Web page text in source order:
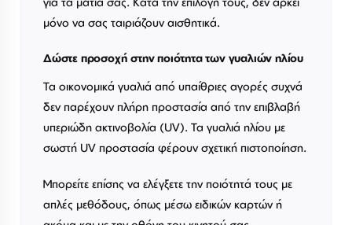
μόνο να σας ταιριάζουν αισθητικά.
Δώστε προσοχή στην ποιότητα των γυαλιών ηλίου
Τα οικονομικά γυαλιά από υπαίθριες αγορές συχνά
δεν παρέχουν πλήρη προστασία από την επιβλαβή
υπεριώδη ακτινοβολία (UV). Τα γυαλιά ηλίου με
σωστή UV προστασία φέρουν σχετική πιστοποίηση.
Μπορείτε επίσης να ελέγξετε την ποιότητά τους με
απλές μεθόδους, όπως μέσω ειδικών καρτών ή